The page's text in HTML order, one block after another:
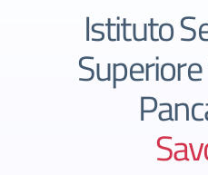
Istituto